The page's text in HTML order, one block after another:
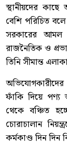
স্থানীয়দের
বেশি পরিচিত
সরকারের আমল
রাজনৈতিক ও
তিনি সীমান্ত
ফাঁকি দিয়ে পণ্য
থেকে বঞ্চিত
চোরাচালান
কর্মকাণ্ড দিন দিন